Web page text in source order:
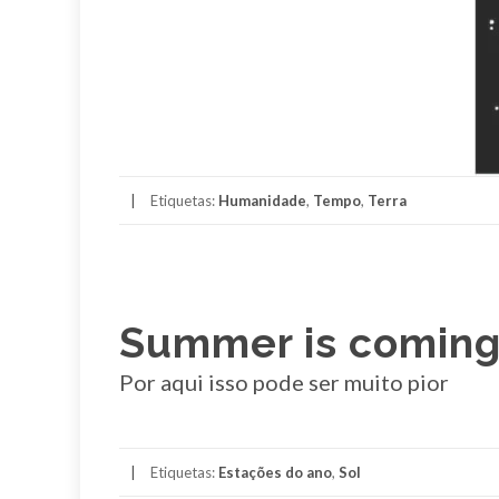
Etiquetas: Humanidade, Tempo, Terra
Summer is
Por aqui isso pode ser muito pior
Etiquetas: Estações do ano, Sol